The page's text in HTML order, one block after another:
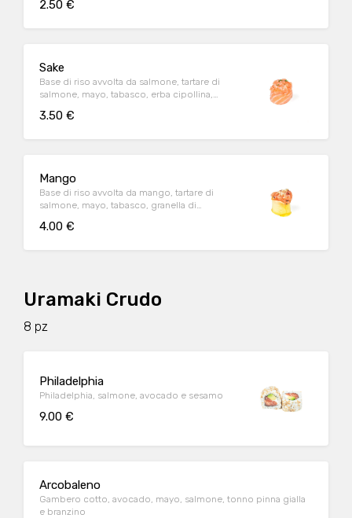
2.50 €
Sake
Base di riso avvolta da salmone, tartare di
salmone, mayo, tabasco, erba cipollina,
3.50 €
Mango
Base di riso avvolta da mango, tartare di
salmone, mayo, tabasco, granella di
4.00 €
Uramaki Crudo
8 pz
Philadelphia
Philadelphia, salmone, avocado e sesamo
9.00 €
Arcobaleno
Gambero cotto, avocado, mayo, salmone, tonno pinna gialla
e branzino